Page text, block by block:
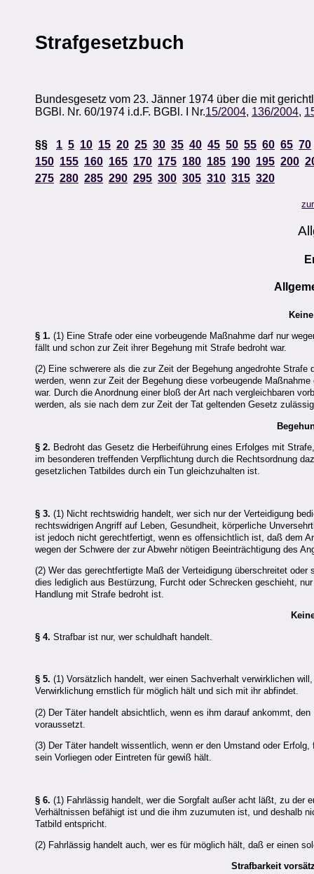
Strafgesetzbuch
Bundesgesetz vom 23. Jänner 1974 über die mit
BGBl. Nr. 60/1974 i.d.F. BGBl. I Nr.15/2004, 136/2004,
§§ 1 5 10 15 20 25 30 35 40 45 50 55 60 65 70
150 155 160 165 170 175 180 185 190 195 200
275 280 285 290 295 300 305 310 315 320
§ 1. (1) Eine Strafe oder eine vorbeugende Maßnahme darf nur
fällt und schon zur Zeit ihrer Begehung mit Strafe bedroht war.
(2) Eine schwerere als die zur Zeit der Begehung angedrohte
werden, wenn zur Zeit der Begehung diese vorbeugende
war. Durch die Anordnung einer bloß der Art nach vergleichbaren
werden, als sie nach dem zur Zeit der Tat geltenden Gesetz
§ 2. Bedroht das Gesetz die Herbeiführung eines Erfolges mit
im besonderen treffenden Verpflichtung durch die Rechtsordnung
gesetzlichen Tatbildes durch ein Tun gleichzuhalten ist.
§ 3. (1) Nicht rechtswidrig handelt, wer sich nur der Verteidigung
rechtswidrigen Angriff auf Leben, Gesundheit, körperliche
ist jedoch nicht gerechtfertigt, wenn es offensichtlich ist, daß dem
wegen der Schwere der zur Abwehr nötigen Beeinträchtigung des
(2) Wer das gerechtfertigte Maß der Verteidigung überschreitet
dies lediglich aus Bestürzung, Furcht oder Schrecken geschieht,
Handlung mit Strafe bedroht ist.
§ 4. Strafbar ist nur, wer schuldhaft handelt.
§ 5. (1) Vorsätzlich handelt, wer einen Sachverhalt verwirklichen
Verwirklichung ernstlich für möglich hält und sich mit ihr abfindet.
(2) Der Täter handelt absichtlich, wenn es ihm darauf ankommt,
voraussetzt.
(3) Der Täter handelt wissentlich, wenn er den Umstand oder
sein Vorliegen oder Eintreten für gewiß hält.
§ 6. (1) Fahrlässig handelt, wer die Sorgfalt außer acht läßt, zu der
Verhältnissen befähigt ist und die ihm zuzumuten ist, und deshalb
Tatbild entspricht.
(2) Fahrlässig handelt auch, wer es für möglich hält, daß er einen
Strafbarkeit